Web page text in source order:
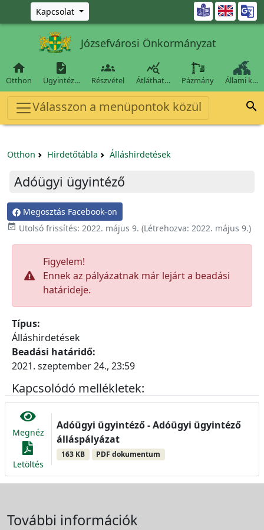
Ugrás a fő tartalomra
Kapcsolat 
Józsefvárosi Önkormányzat

Otthon

Ügyintéz…

Részvétel

Átláthat… Pázmány Állami k…
Válasszon a menüpontok közül 
Otthon Hirdetőtábla Álláshirdetések
Adóügyi ügyintéző
Megosztás Facebook-on
 Utolsó frissítés: 2022. május 9. (Létrehozva: 2022. május 9.)
Figyelem!
Ennek az pályázatnak már lejárt a beadási
határideje.
Típus:
Álláshirdetések
Beadási határidő:
2021. szeptember 24., 23:59
Kapcsolódó mellékletek:
Megnéz
Letöltés
Adóügyi ügyintéző - Adóügyi ügyintéző
álláspályázat
163 KB PDF dokumentum
További információk